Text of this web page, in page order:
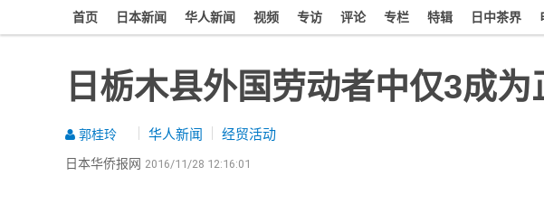
首页 日本新闻 华人新闻 视频 专访 评论 专栏 特辑 日中茶界
日栃木县外国劳动者中仅3成
郭桂玲 华人新闻 经贸活动
日本华侨报网 2016/11/28 12:16:01